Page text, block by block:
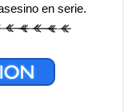
en serie.